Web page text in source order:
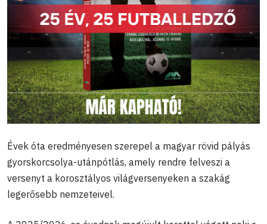
Évek óta eredményesen szerepel a magyar rövid pályás
gyorskorcsolya-utánpótlás, amely rendre felveszi a
versenyt a korosztályos világversenyeken a szakág
legerősebb nemzeteivel.